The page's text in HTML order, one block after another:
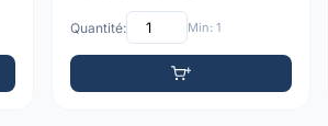
Quantité: Min: 1